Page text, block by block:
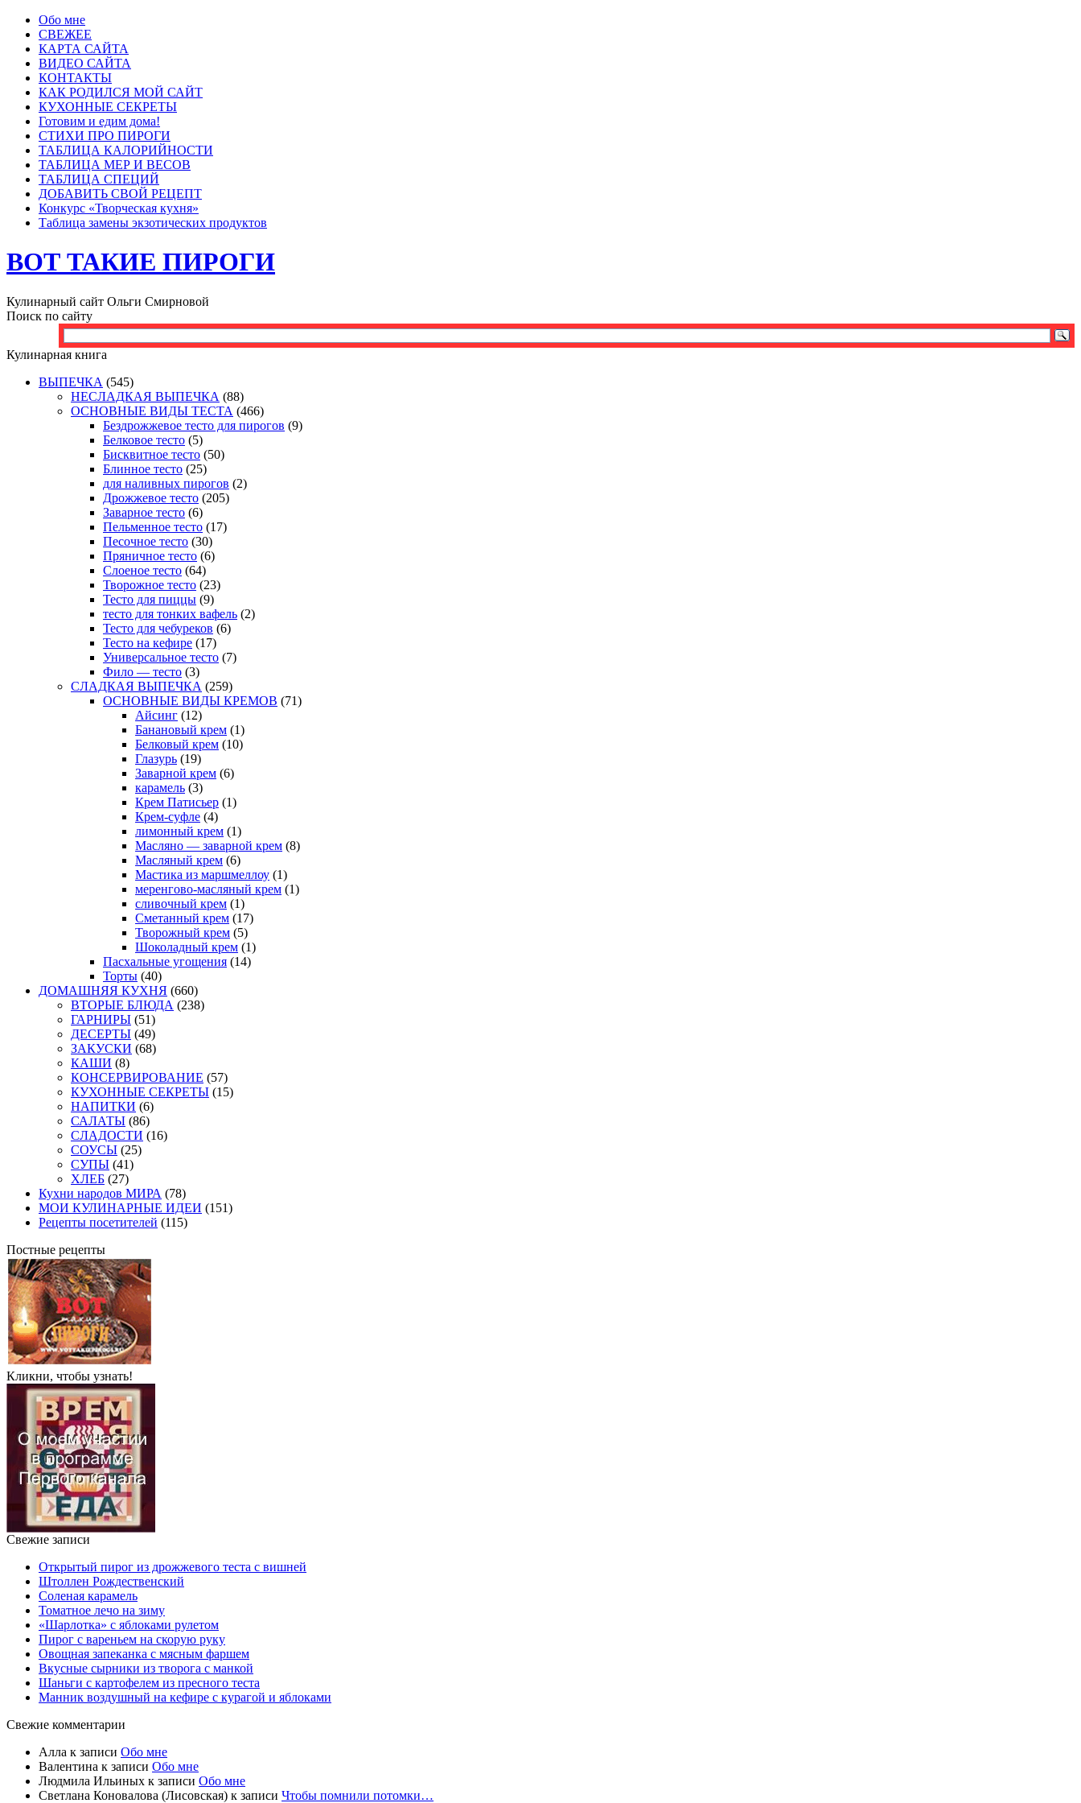
Обо мне
СВЕЖЕЕ
КАРТА САЙТА
ВИДЕО САЙТА
КОНТАКТЫ
КАК РОДИЛСЯ МОЙ САЙТ
КУХОННЫЕ СЕКРЕТЫ
Готовим и едим дома!
СТИХИ ПРО ПИРОГИ
ТАБЛИЦА КАЛОРИЙНОСТИ
ТАБЛИЦА МЕР И ВЕСОВ
ТАБЛИЦА СПЕЦИЙ
ДОБАВИТЬ СВОЙ РЕЦЕПТ
Конкурс «Творческая кухня»
Таблица замены экзотических продуктов
ВОТ ТАКИЕ ПИРОГИ
Кулинарный сайт Ольги Смирновой
Поиск по сайту
Кулинарная книга
ВЫПЕЧКА (545)
НЕСЛАДКАЯ ВЫПЕЧКА (88)
ОСНОВНЫЕ ВИДЫ ТЕСТА (466)
Бездрожжевое тесто для пирогов (9)
Белковое тесто (5)
Бисквитное тесто (50)
Блинное тесто (25)
для наливных пирогов (2)
Дрожжевое тесто (205)
Заварное тесто (6)
Пельменное тесто (17)
Песочное тесто (30)
Пряничное тесто (6)
Слоеное тесто (64)
Творожное тесто (23)
Тесто для пиццы (9)
тесто для тонких вафель (2)
Тесто для чебуреков (6)
Тесто на кефире (17)
Универсальное тесто (7)
Фило — тесто (3)
СЛАДКАЯ ВЫПЕЧКА (259)
ОСНОВНЫЕ ВИДЫ КРЕМОВ (71)
Айсинг (12)
Банановый крем (1)
Белковый крем (10)
Глазурь (19)
Заварной крем (6)
карамель (3)
Крем Патисьер (1)
Крем-суфле (4)
лимонный крем (1)
Масляно — заварной крем (8)
Масляный крем (6)
Мастика из маршмеллоу (1)
меренгово-масляный крем (1)
сливочный крем (1)
Сметанный крем (17)
Творожный крем (5)
Шоколадный крем (1)
Пасхальные угощения (14)
Торты (40)
ДОМАШНЯЯ КУХНЯ (660)
ВТОРЫЕ БЛЮДА (238)
ГАРНИРЫ (51)
ДЕСЕРТЫ (49)
ЗАКУСКИ (68)
КАШИ (8)
КОНСЕРВИРОВАНИЕ (57)
КУХОННЫЕ СЕКРЕТЫ (15)
НАПИТКИ (6)
САЛАТЫ (86)
СЛАДОСТИ (16)
СОУСЫ (25)
СУПЫ (41)
ХЛЕБ (27)
Кухни народов МИРА (78)
МОИ КУЛИНАРНЫЕ ИДЕИ (151)
Рецепты посетителей (115)
Постные рецепты
Кликни, чтобы узнать!
Свежие записи
Открытый пирог из дрожжевого теста с вишней
Штоллен Рождественский
Соленая карамель
Томатное лечо на зиму
«Шарлотка» с яблоками рулетом
Пирог с вареньем на скорую руку
Овощная запеканка с мясным фаршем
Вкусные сырники из творога с манкой
Шаньги с картофелем из пресного теста
Манник воздушный на кефире с курагой и яблоками
Свежие комментарии
Алла к записи Обо мне
Валентина к записи Обо мне
Людмила Ильиных к записи Обо мне
Светлана Коновалова (Лисовская) к записи Чтобы помнили потомки…